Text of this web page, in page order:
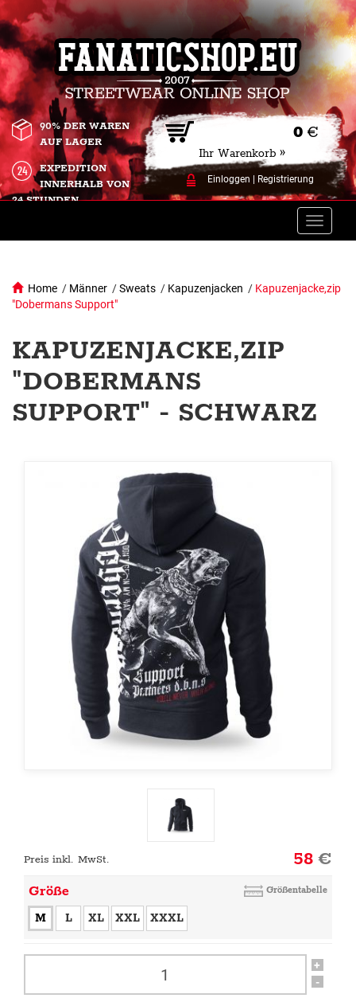
0 €
Ihr Warenkorb »
Einloggen Registrierung
90% DER WAREN
AUF LAGER
EXPEDITION
INNERHALB VON
24 STUNDEN.
Toggle
Home / Männer /Sweats / Kapuzenjacken / Kapuzenjacke,zip
"Dobermans Support"
KAPUZENJACKE,ZIP
"DOBERMANS
SUPPORT" - SCHWARZ
Preis inkl. MwSt. 58€
Größe Größentabelle
M L XL XXL XXXL
+
-